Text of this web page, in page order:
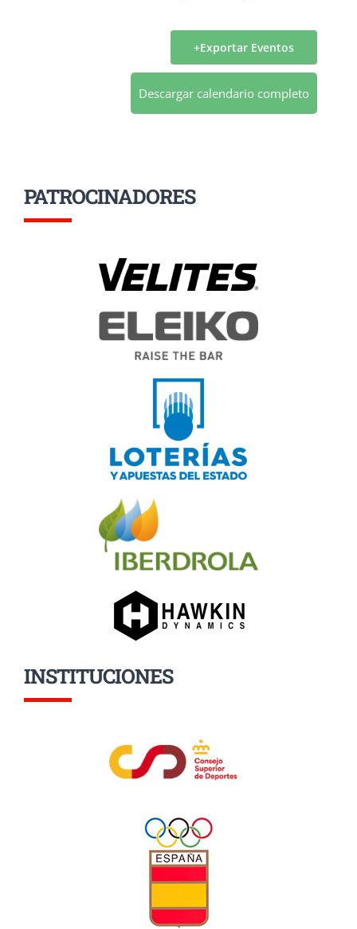
Exportar Eventos
Descargar calendario completo
PATROCINADORES
INSTITUCIONES